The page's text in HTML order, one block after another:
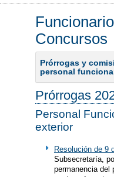
Concursos
Prórrogas y
personal
Prórrogas
Personal
exterior
Resolución de 9
Subsecretaría,
permanencia del